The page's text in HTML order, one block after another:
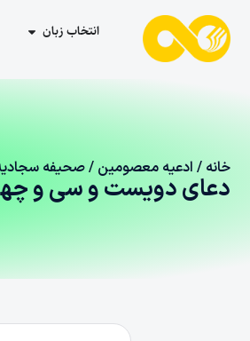
انتخاب زبان
خانه / ادعیه معصومین /صحیفه
دعای دویست‌ و سی‌ و چهار